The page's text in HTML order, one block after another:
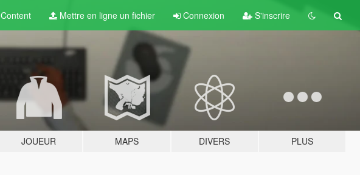
Content Mettre en ligne un fichier Connexion S'inscrire
JOUEUR MAPS DIVERS PLUS